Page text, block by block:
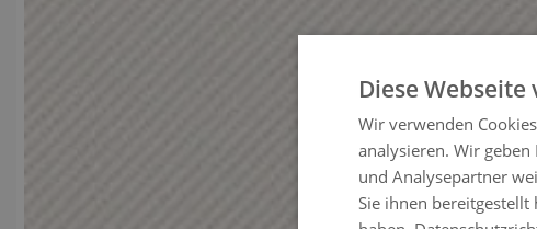
Diese
Wir verwenden
analysieren. Wir
und Analysepartner
Sie ihnen